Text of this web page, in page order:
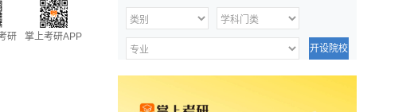
研 掌上考研APP
开设院校